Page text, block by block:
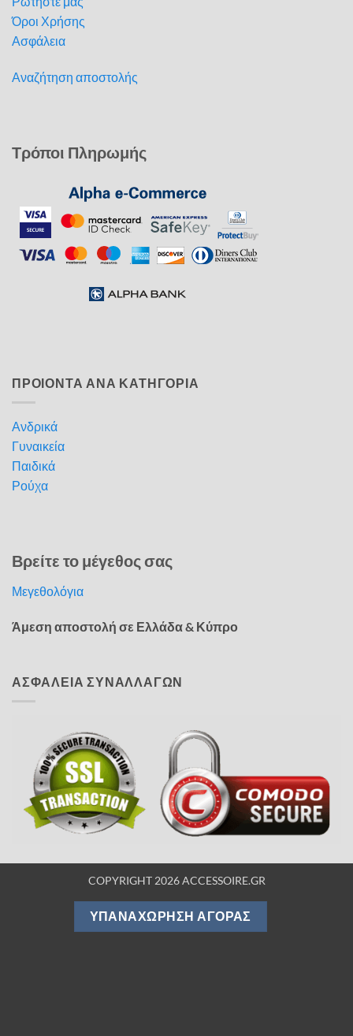
Όροι Χρήσης
Ασφάλεια
Αναζήτηση αποστολής
Τρόποι Πληρωμής
ΠΡΟΙΟΝΤΑ ΑΝΑ ΚΑΤΗΓΟΡΙΑ
Ανδρικά
Γυναικεία
Παιδικά
Ρούχα
Βρείτε το μέγεθος σας
Μεγεθολόγια
Άμεση αποστολή σε Ελλάδα & Κύπρο
ΑΣΦΑΛΕΙΑ ΣΥΝΑΛΛΑΓΩΝ
COPYRIGHT 2026 ACCESSOIRE.GR
ΥΠΑΝΑΧΏΡΗΣΗ ΑΓΟΡΆΣ